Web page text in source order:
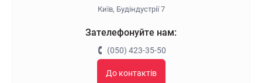
Київ, Будіндустрії 7
Зателефонуйте нам:
(050) 423-35-50
До контактів